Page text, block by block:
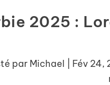
2025 :
par Michael Fév 24,